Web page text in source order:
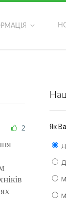
Обрати мову
Написати
2 Як